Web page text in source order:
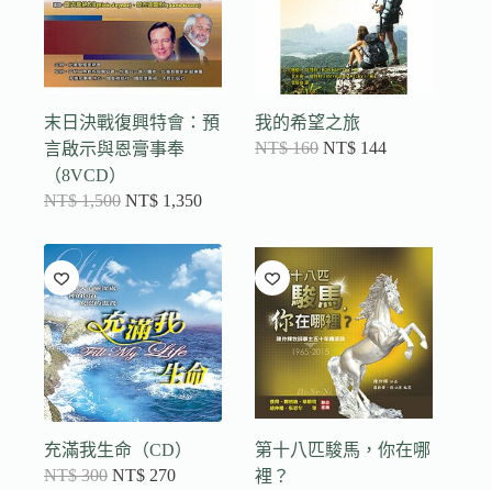
末日決戰復興特會：預
言啟示與恩膏事奉
（8VCD）
NT$1,500 NT$ 1,350
我的希望之旅
NT$160 NT$ 144
充滿我生命（CD）
NT$300 NT$ 270
第十八匹駿馬，你在哪
裡？